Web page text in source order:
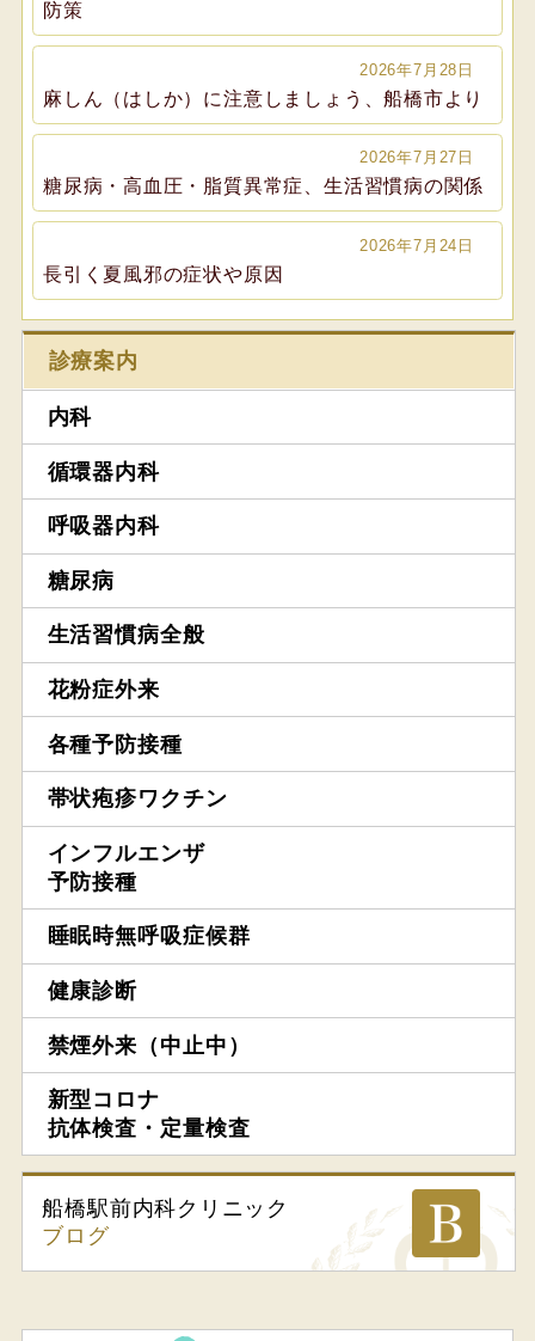
防策
2026年7月28日
麻しん（はしか）に注意しましょう、船橋市より
2026年7月27日
糖尿病・高血圧・脂質異常症、生活習慣病の関係
2026年7月24日
長引く夏風邪の症状や原因
診療案内
内科
循環器内科
呼吸器内科
糖尿病
生活習慣病全般
花粉症外来
各種予防接種
帯状疱疹ワクチン
インフルエンザ
予防接種
睡眠時無呼吸症候群
健康診断
禁煙外来（中止中）
新型コロナ
抗体検査・定量検査
船橋駅前内科クリニック
ブログ